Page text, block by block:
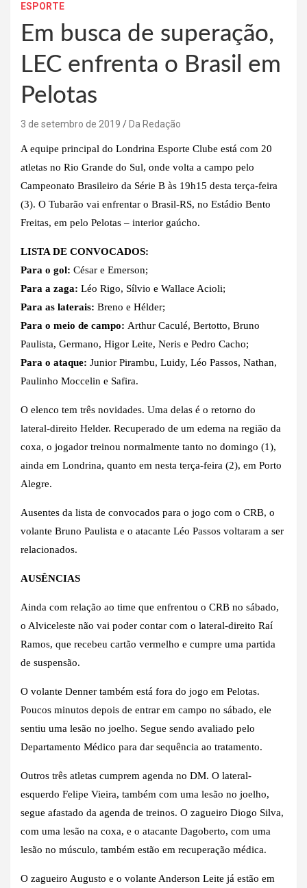
ESPORTE
Em busca de superação,
LEC enfrenta o Brasil em
Pelotas
3 de setembro de 2019 Da Redação
A equipe principal do Londrina Esporte Clube está com 20
atletas no Rio Grande do Sul, onde volta a campo pelo
Campeonato Brasileiro da Série B às 19h15 desta terça-feira
(3). O Tubarão vai enfrentar o Brasil-RS, no Estádio Bento
Freitas, em pelo Pelotas – interior gaúcho.
LISTA DE CONVOCADOS:
Para o gol: César e Emerson;
Para a zaga: Léo Rigo, Sílvio e Wallace Acioli;
Para as laterais: Breno e Hélder;
Para o meio de campo: Arthur Caculé, Bertotto, Bruno
Paulista, Germano, Higor Leite, Neris e Pedro Cacho;
Para o ataque: Junior Pirambu, Luidy, Léo Passos, Nathan,
Paulinho Moccelin e Safira.
O elenco tem três novidades. Uma delas é o retorno do
lateral-direito Helder. Recuperado de um edema na região da
coxa, o jogador treinou normalmente tanto no domingo (1),
ainda em Londrina, quanto em nesta terça-feira (2), em Porto
Alegre.
Ausentes da lista de convocados para o jogo com o CRB, o
volante Bruno Paulista e o atacante Léo Passos voltaram a ser
relacionados.
AUSÊNCIAS
Ainda com relação ao time que enfrentou o CRB no sábado,
o Alviceleste não vai poder contar com o lateral-direito Raí
Ramos, que recebeu cartão vermelho e cumpre uma partida
de suspensão.
O volante Denner também está fora do jogo em Pelotas.
Poucos minutos depois de entrar em campo no sábado, ele
sentiu uma lesão no joelho. Segue sendo avaliado pelo
Departamento Médico para dar sequência ao tratamento.
Outros três atletas cumprem agenda no DM. O lateral-
esquerdo Felipe Vieira, também com uma lesão no joelho,
segue afastado da agenda de treinos. O zagueiro Diogo Silva,
com uma lesão na coxa, e o atacante Dagoberto, com uma
lesão no músculo, também estão em recuperação médica.
O zagueiro Augusto e o volante Anderson Leite já estão em